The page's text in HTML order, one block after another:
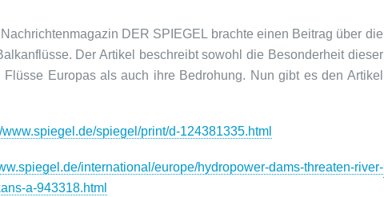
DER SPIEGEL brachte einen Beitrag über die
Der Artikel beschreibt sowohl die Besonderheit dieser
Flüsse Europas als auch ihre Bedrohung. Nun gibt es den Artikel
www.spiegel.de/spiegel/print/d-124381335.html
international/europe/hydropower-dams-threaten-river-
a-943318.html